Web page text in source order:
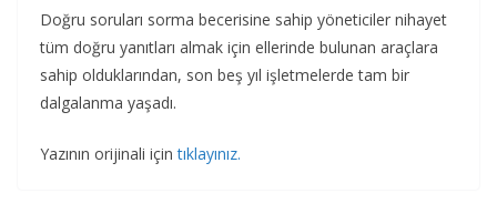
Doğru soruları sorma becerisine sahip yöneticiler nihayet
tüm doğru yanıtları almak için ellerinde bulunan araçlara
sahip olduklarından, son beş yıl işletmelerde tam bir
dalgalanma yaşadı.
Yazının orijinali içintıklayınız.